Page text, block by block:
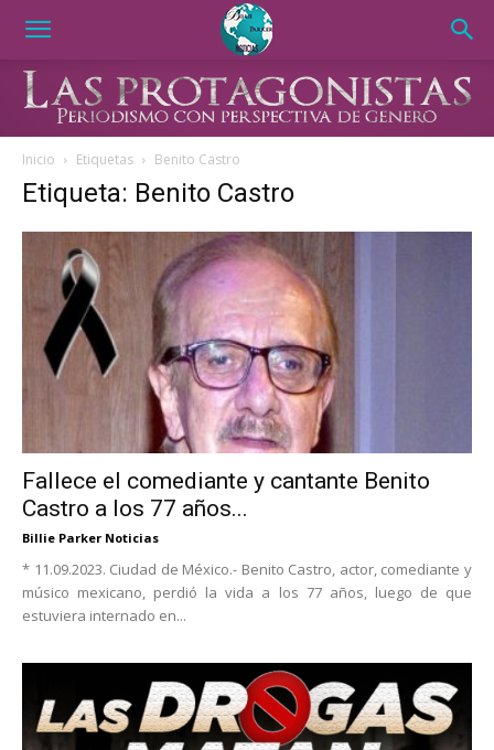
Inicio Etiquetas Benito Castro
Etiqueta: Benito Castro
Fallece el comediante y cantante Benito
Castro a los 77 años...
Billie Parker Noticias
* 11.09.2023. Ciudad de México.- Benito Castro, actor, comediante y
músico mexicano, perdió la vida a los 77 años, luego de que
estuviera internado en...